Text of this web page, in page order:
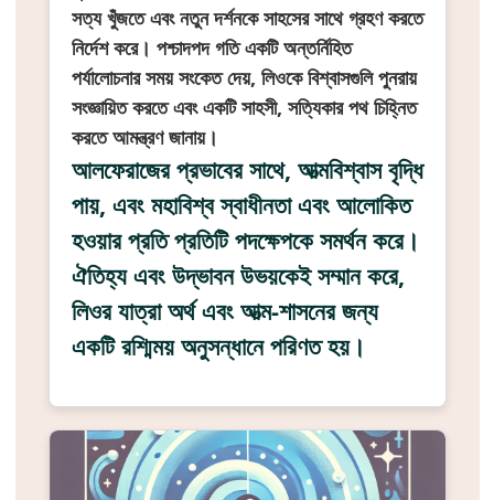
সত্য খুঁজতে এবং নতুন দর্শনকে সাহসের সাথে গ্রহণ করতে
নির্দেশ করে। পশ্চাদপদ গতি একটি অন্তর্নিহিত
পর্যালোচনার সময় সংকেত দেয়, লিওকে বিশ্বাসগুলি পুনরায়
সংজ্ঞায়িত করতে এবং একটি সাহসী, সত্যিকার পথ চিহ্নিত
করতে আমন্ত্রণ জানায়।
আলফেরাজের প্রভাবের সাথে, আত্মবিশ্বাস বৃদ্ধি
পায়, এবং মহাবিশ্ব স্বাধীনতা এবং আলোকিত
হওয়ার প্রতি প্রতিটি পদক্ষেপকে সমর্থন করে।
ঐতিহ্য এবং উদ্ভাবন উভয়কেই সম্মান করে,
লিওর যাত্রা অর্থ এবং আত্ম-শাসনের জন্য
একটি রশ্মিময় অনুসন্ধানে পরিণত হয়।